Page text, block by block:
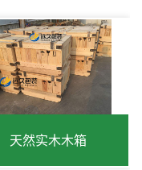
天然实木木箱